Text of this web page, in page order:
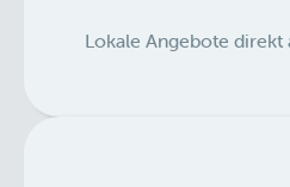
Lokale Angebote direkt